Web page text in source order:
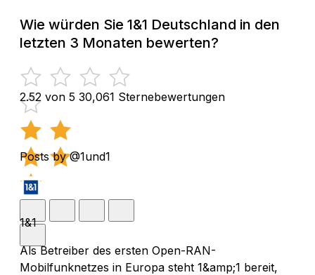
Wie würden Sie 1&1 Deutschland in den
letzten 3 Monaten bewerten?
2.52 von 5 30,061 Sternebewertungen
Posts by @1und1
1&1
Als Betreiber des ersten Open-RAN-
Mobilfunknetzes in Europa steht 1&amp;1 bereit,